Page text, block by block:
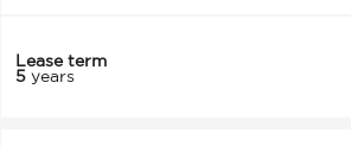
Lease term
5 years